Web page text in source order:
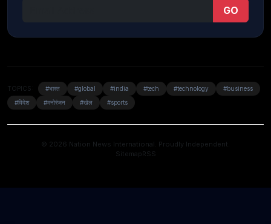
GO
TOPICS: #भारत #global #india #tech #technology
#business
#विदेश
#मनोरंजन #खेल #sports
© 2026 Nation News International. Proudly Independent.
SitemapRSS